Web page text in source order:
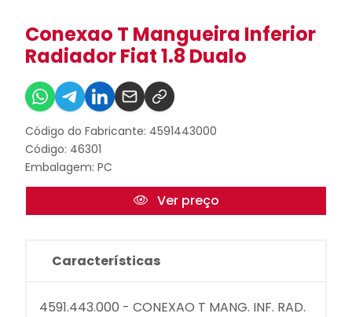
Conexao T Mangueira Inferior
Radiador Fiat 1.8 Dualo
Código do Fabricante: 4591443000
Código: 46301
Embalagem: PC
Ver preço
Características
4591.443.000 - CONEXAO T MANG. INF. RAD.